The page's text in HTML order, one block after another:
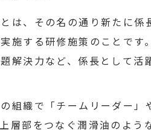
は、その名の通り新たに
施する研修施策のことで
解決力など、係長として
組織で「チームリーダー
層部をつなぐ潤滑油のよ